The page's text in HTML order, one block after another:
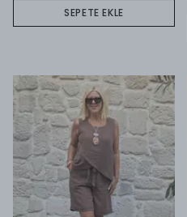
SEPETE EKLE